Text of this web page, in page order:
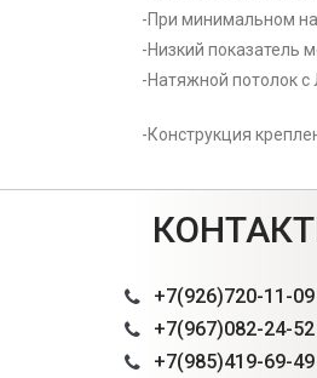
-При минимальном
-Низкий показатель
-Натяжной потолок с
-Конструкция
+7(926)720-11-09
+7(967)082-24-52
+7(985)419-69-49